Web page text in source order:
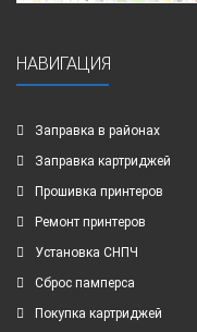
НАВИГАЦИЯ
Заправка в районах
Заправка картриджей
Прошивка принтеров
Ремонт принтеров
Установка СНПЧ
Сброс памперса
Покупка картриджей